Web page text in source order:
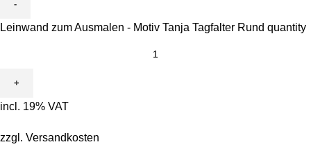
Leinwand zum Ausmalen - Motiv Tanja Tagfalter Rund quantity
incl. 19% VAT
zzgl. Versandkosten